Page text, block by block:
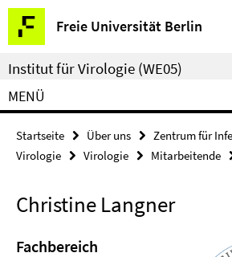
Springe
direkt
zu
Inhalt
Freie Universität Berlin
Service-
Navigation
Institut für Virologie (WE05)
MENÜ
Startseite Über uns
Zentrum für
Virologie
Virologie Mitarbeitende
Christine Langner
Fachbereich